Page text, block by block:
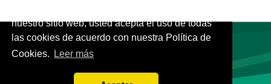
nuestro sitio web, usted acepta el uso de todas
las cookies de acuerdo con nuestra Política de
Cookies.
Leer más